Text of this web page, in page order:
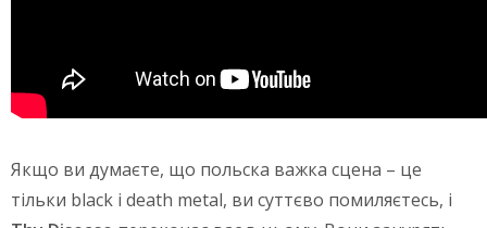
Якщо ви думаєте, що польска важка сцена – це
тільки black і death metal, ви суттєво помиляєтесь, і